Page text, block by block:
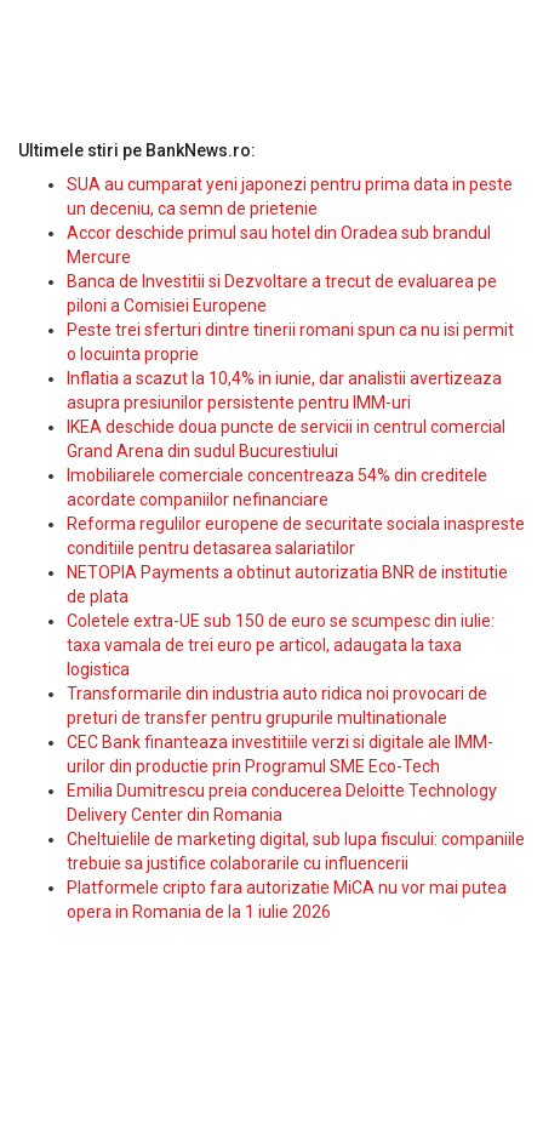
Ultimele stiri pe BankNews.ro:
SUA au cumparat yeni japonezi pentru prima data in peste
un deceniu, ca semn de prietenie
Accor deschide primul sau hotel din Oradea sub brandul
Mercure
Banca de Investitii si Dezvoltare a trecut de evaluarea pe
piloni a Comisiei Europene
Peste trei sferturi dintre tinerii romani spun ca nu isi permit
o locuinta proprie
Inflatia a scazut la 10,4% in iunie, dar analistii avertizeaza
asupra presiunilor persistente pentru IMM-uri
IKEA deschide doua puncte de servicii in centrul comercial
Grand Arena din sudul Bucurestiului
Imobiliarele comerciale concentreaza 54% din creditele
acordate companiilor nefinanciare
Reforma regulilor europene de securitate sociala inaspreste
conditiile pentru detasarea salariatilor
NETOPIA Payments a obtinut autorizatia BNR de institutie
de plata
Coletele extra-UE sub 150 de euro se scumpesc din iulie:
taxa vamala de trei euro pe articol, adaugata la taxa
logistica
Transformarile din industria auto ridica noi provocari de
preturi de transfer pentru grupurile multinationale
CEC Bank finanteaza investitiile verzi si digitale ale IMM-
urilor din productie prin Programul SME Eco-Tech
Emilia Dumitrescu preia conducerea Deloitte Technology
Delivery Center din Romania
Cheltuielile de marketing digital, sub lupa fiscului: companiile
trebuie sa justifice colaborarile cu influencerii
Platformele cripto fara autorizatie MiCA nu vor mai putea
opera in Romania de la 1 iulie 2026